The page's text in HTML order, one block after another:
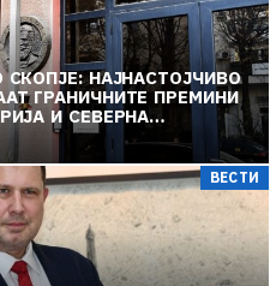
НАЈНАСТОЈЧИВО
ГРАНИЧНИТЕ ПРЕМИНИ
И СЕВЕРНА
ВЕСТИ